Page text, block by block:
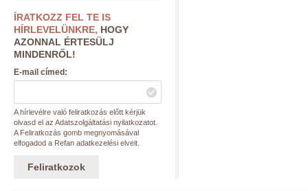
ÍRATKOZZ FEL TE IS
HÍRLEVELÜNKRE, HOGY
AZONNAL ÉRTESÜLJ
MINDENRŐL!
E-mail címed:
A hírlevélre való feliratkozás előtt kérjük
olvasd el az Adatszolgáltatási nyilatkozatot.
A Feliratkozás gomb megnyomásával
elfogadod a Refan adatkezelési elveit.
Feliratkozok